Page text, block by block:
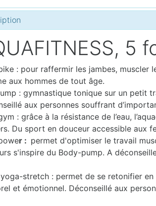
5
: pour raffermir les jambes, muscler
aux hommes de tout âge.
: gymnastique tonique sur un petit
aux personnes souffrant
: grâce à la résistance de l’eau,
Du sport en douceur accessible aux
r : permet d'optimiser le travail
s'inspire du Body-pump. A
stretch : permet de se retonifier
et émotionnel. Déconseillé aux